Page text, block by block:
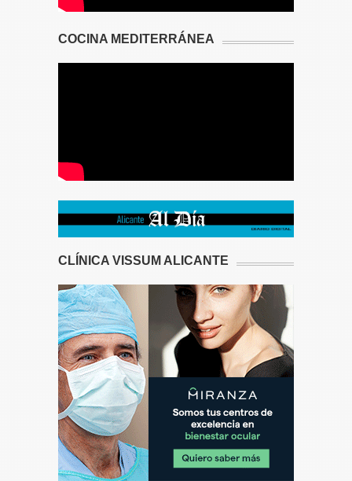
COCINA MEDITERRÁNEA
CLÍNICA VISSUM ALICANTE